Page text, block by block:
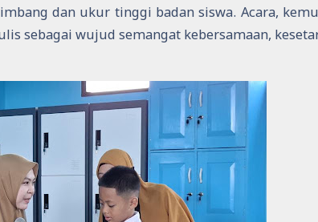
dan ukur tinggi badan siswa. Acara,
sebagai wujud semangat kebersamaan,